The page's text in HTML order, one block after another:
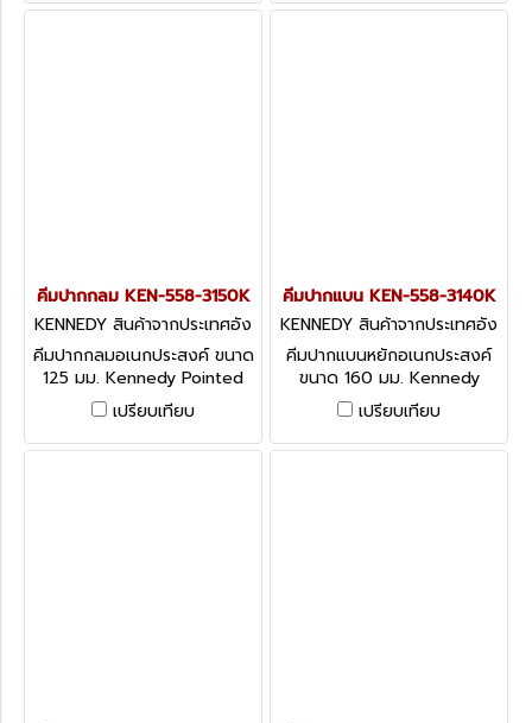
คีมปากกลม KEN-558-3150K
KENNEDY สินค้าจากประเทศอัง
กฤษ-1
คีมปากกลมอเนกประสงค์ ขนาด
125 มม. Kennedy Pointed
Nose Assembly Pliers
เปรียบเทียบ
คีมปากแบน KEN-558-3140K
KENNEDY สินค้าจากประเทศอัง
กฤษ-1
คีมปากแบนหยักอเนกประสงค์
ขนาด 160 มม. Kennedy
Electricians’ Flat Nose
Pliers with Notched Wire
Cutter
เปรียบเทียบ